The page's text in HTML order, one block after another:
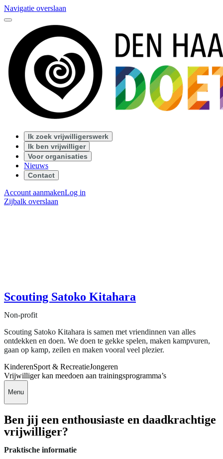
Navigatie overslaan
Ik zoek vrijwilligerswerk
Ik ben vrijwilliger
Voor organisaties
Nieuws
Contact
Account aanmakenLog in
Zijbalk overslaan
Scouting Satoko Kitahara
Non-profit
Scouting Satoko Kitahara is samen met vriendinnen van alles
ontdekken en doen. We doen te gekke spelen, maken kampvuren,
gaan op kamp, zeilen en maken vooral veel plezier.
KinderenSport & RecreatieJongeren
Vrijwilliger kan meedoen aan trainingsprogramma’s
Menu
Ben jij een enthousiaste en daadkrachtige
vrijwilliger?
Praktische informatie